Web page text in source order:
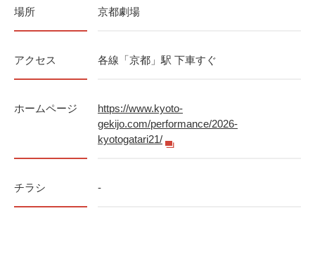
場所 京都劇場
アクセス 各線「京都」駅 下車すぐ
ホームページ
https://www.kyoto-
gekijo.com/performance/2026-
kyotogatari21/
チラシ -